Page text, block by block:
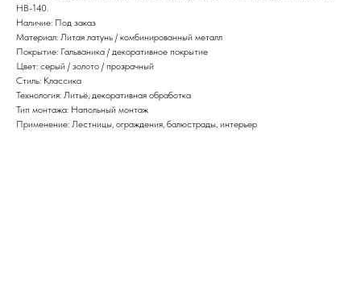
HB-140.
Наличие: Под заказ
Материал: Литая латунь / комбинированный металл
Покрытие: Гальваника / декоративное покрытие
Цвет: серый / золото / прозрачный
Стиль: Классика
Технология: Литьё, декоративная обработка
Тип монтажа: Напольный монтаж
Применение: Лестницы, ограждения, балюстрады, интерьер